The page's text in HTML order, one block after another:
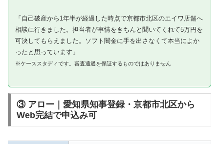
「自己破産から1年半が経過した時点で京都市北区のエイワ店舗へ
相談に行きました。担当者が事情をきちんと聞いてくれて5万円を
可決してもらえました。ソフト闇金に手を出さなくて本当によか
ったと思っています」
※ケーススタディです。審査通過を保証するものではありません
③ アロー｜愛知県知事登録・京都市北区から
Web完結で申込み可